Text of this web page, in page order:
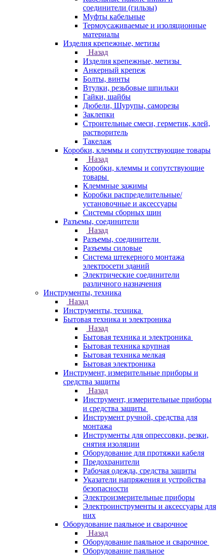
соединители (гильзы)
Муфты кабельные
Термоусаживаемые и изоляционные
материалы
Изделия крепежные, метизы
Назад
Изделия крепежные, метизы
Анкерный крепеж
Болты, винты
Втулки, резьбовые шпильки
Гайки, шайбы
Дюбели, Шурупы, саморезы
Заклепки
Строительные смеси, герметик, клей,
растворитель
Такелаж
Коробки, клеммы и сопутствующие товары
Назад
Коробки, клеммы и сопутствующие
товары
Клеммные зажимы
Коробки распределительные/
установочные и аксессуары
Системы сборных шин
Разъемы, соединители
Назад
Разъемы, соединители
Разъемы силовые
Система штекерного монтажа
электросети зданий
Электрические соединители
различного назначения
Инструменты, техника
Назад
Инструменты, техника
Бытовая техника и электроника
Назад
Бытовая техника и электроника
Бытовая техника крупная
Бытовая техника мелкая
Бытовая электроника
Инструмент, измерительные приборы и
средства защиты
Назад
Инструмент, измерительные приборы
и средства защиты
Инструмент ручной, средства для
монтажа
Инструменты для опрессовки, резки,
снятия изоляции
Оборудование для протяжки кабеля
Предохранители
Рабочая одежда, средства защиты
Указатели напряжения и устройства
безопасности
Электроизмерительные приборы
Электроинструменты и аксессуары для
них
Оборудование паяльное и сварочное
Назад
Оборудование паяльное и сварочное
Оборудование паяльное